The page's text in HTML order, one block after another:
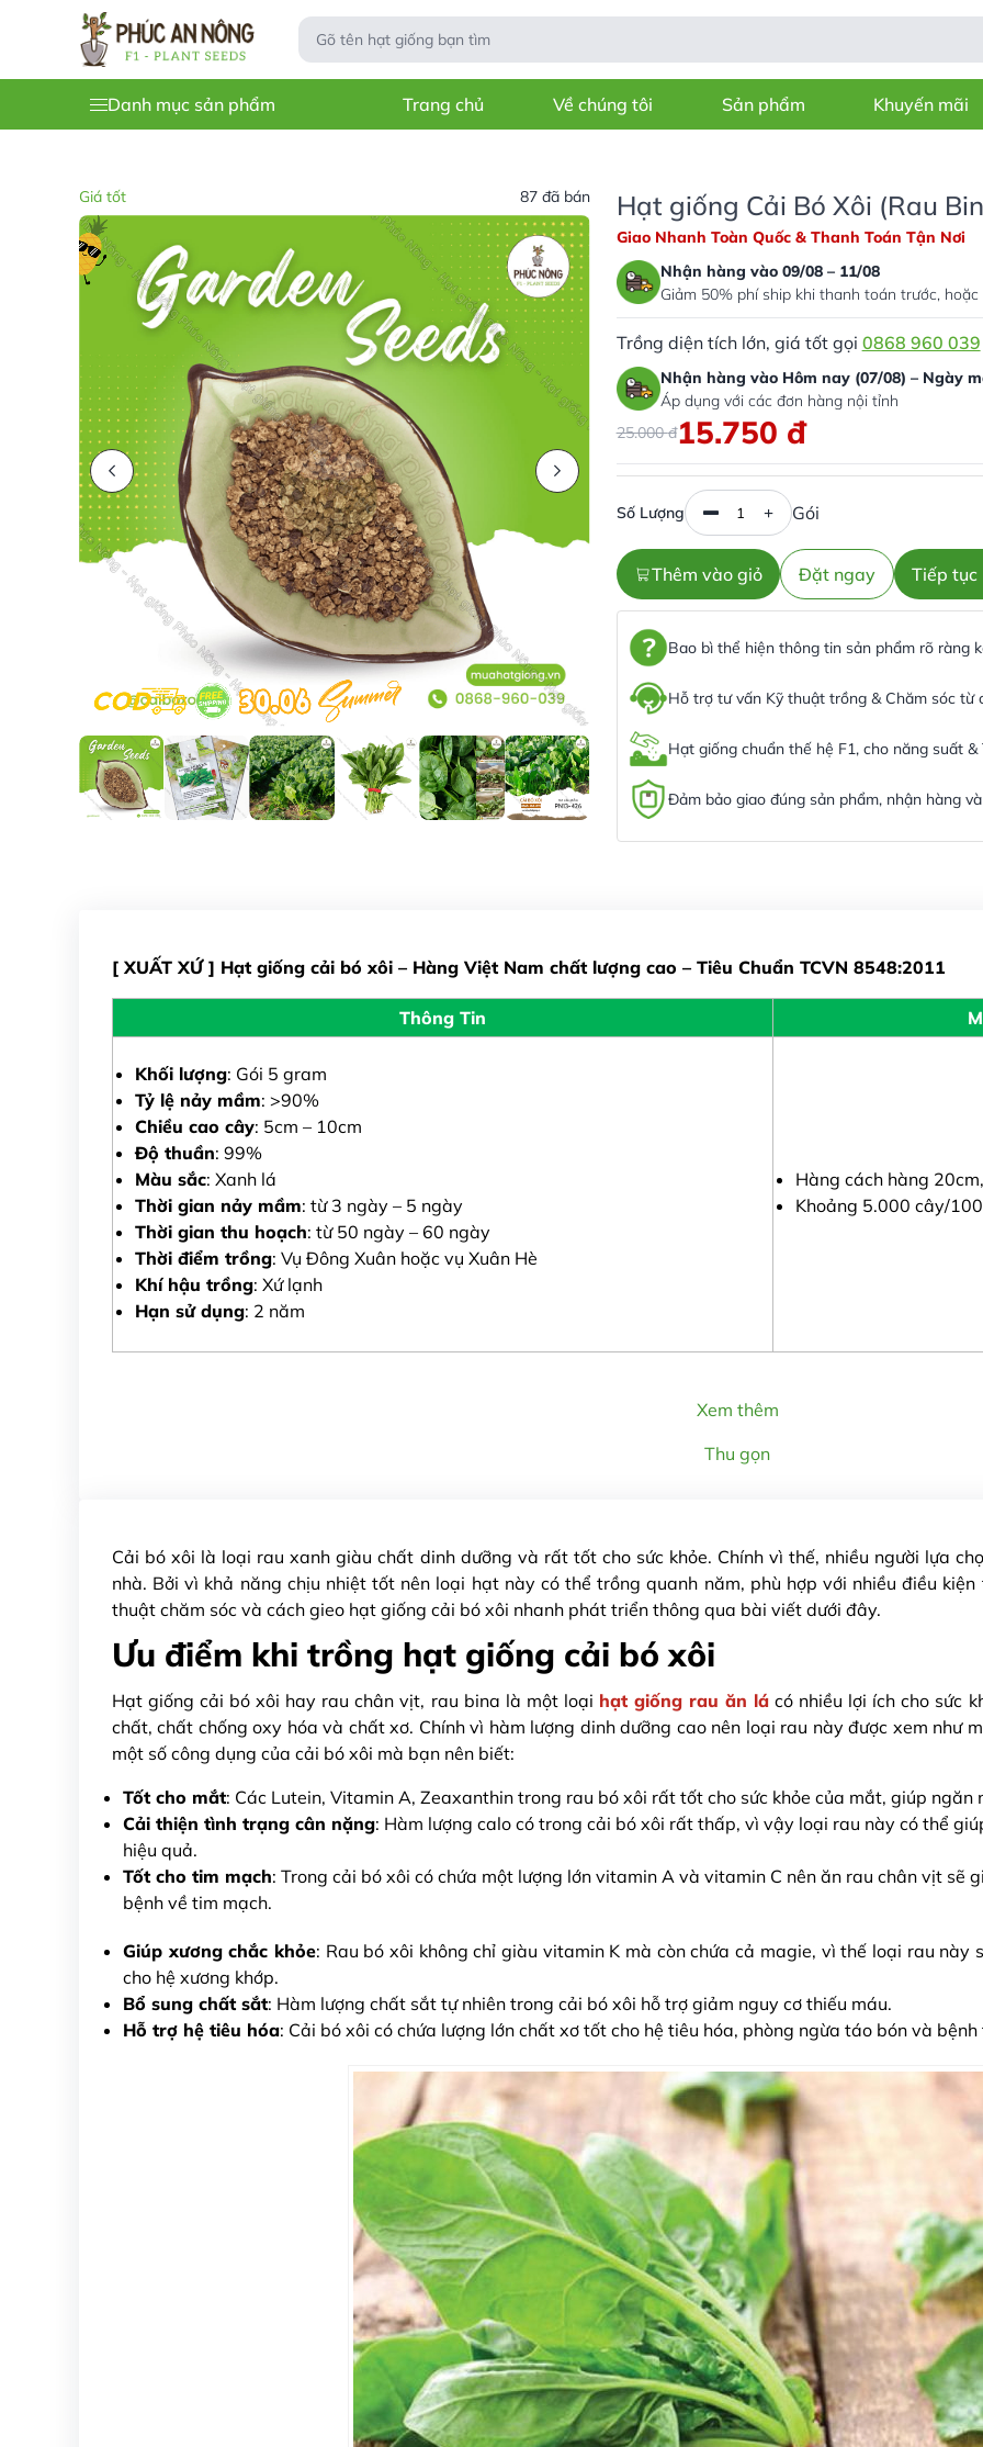
Danh mục sản phẩm Trang chủ Về chúng tôi Sản phẩm Khuyến mãi
Giá tốt 87 đã bán Hạt giống Cải Bó Xôi (Rau
Giao Nhanh Toàn Quốc & Thanh Toán Tận Nơi
Nhận hàng vào 09/08 – 11/08
Giảm 50% phí ship khi thanh toán trước,
Trồng diện tích lớn, giá tốt gọi 0868 960 039
Nhận hàng vào Hôm nay (07/08) – Ngày
Áp dụng với các đơn hàng nội tỉnh
25.000đ15.750 đ
Số Lượng Gói
Thêm vào giỏ Đặt ngay Tiếp tục
Bao bì thể hiện thông tin sản phẩm rõ ràng
Hỗ trợ tư vấn Kỹ thuật trồng & Chăm sóc từ
Hạt giống chuẩn thế hệ F1, cho năng suất &
Đảm bảo giao đúng sản phẩm, nhận hàng
[ XUẤT XỨ ] Hạt giống cải bó xôi – Hàng Việt Nam chất lượng cao – Tiêu Chuẩn TCVN 8548:2011
Thông Tin
Khối lượng: Gói 5 gram
Tỷ lệ nảy mầm: >90%
Chiều cao cây: 5cm – 10cm
Độ thuần: 99%
Màu sắc: Xanh lá
Thời gian nảy mầm: từ 3 ngày – 5 ngày
Thời gian thu hoạch: từ 50 ngày – 60 ngày
Thời điểm trồng: Vụ Đông Xuân hoặc vụ Xuân Hè
Khí hậu trồng: Xứ lạnh
Hạn sử dụng: 2 năm
Hàng cách hàng
Khoảng 5.000 cây/
Xem thêm
Thu gọn
Cải bó xôi là loại rau xanh giàu chất dinh dưỡng và rất tốt cho sức khỏe. Chính vì thế, nhiều người lựa
nhà. Bởi vì khả năng chịu nhiệt tốt nên loại hạt này có thể trồng quanh năm, phù hợp với nhiều điều
thuật chăm sóc và cách gieo hạt giống cải bó xôi nhanh phát triển thông qua bài viết dưới đây.
Ưu điểm khi trồng hạt giống cải bó xôi
Hạt giống cải bó xôi hay rau chân vịt, rau bina là một loại hạt giống rau ăn lá có nhiều lợi ích cho sức
chất, chất chống oxy hóa và chất xơ. Chính vì hàm lượng dinh dưỡng cao nên loại rau này được xem như
một số công dụng của cải bó xôi mà bạn nên biết:
Tốt cho mắt: Các Lutein, Vitamin A, Zeaxanthin trong rau bó xôi rất tốt cho sức khỏe của mắt, giúp ngăn
Cải thiện tình trạng cân nặng: Hàm lượng calo có trong cải bó xôi rất thấp, vì vậy loại rau này có thể
hiệu quả.
Tốt cho tim mạch: Trong cải bó xôi có chứa một lượng lớn vitamin A và vitamin C nên ăn rau chân vịt sẽ
bệnh về tim mạch.
Giúp xương chắc khỏe: Rau bó xôi không chỉ giàu vitamin K mà còn chứa cả magie, vì thế loại rau
cho hệ xương khớp.
Bổ sung chất sắt: Hàm lượng chất sắt tự nhiên trong cải bó xôi hỗ trợ giảm nguy cơ thiếu máu.
Hỗ trợ hệ tiêu hóa: Cải bó xôi có chứa lượng lớn chất xơ tốt cho hệ tiêu hóa, phòng ngừa táo bón và bệnh